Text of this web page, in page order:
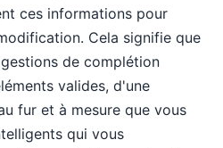
ces informations pour
Cela signifie que
de complétion
valides, d'une
fur et à mesure que vous
qui vous